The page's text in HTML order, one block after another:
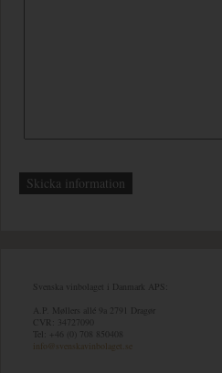
Svenska vinbolaget i Danmark APS:
A.P. Møllers allé 9a 2791 Dragør
CVR: 34727090
Tel: +46 (0) 708 850408
info@svenskavinbolaget.se